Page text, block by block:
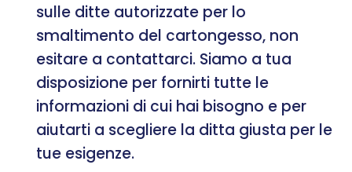
sulle ditte autorizzate per lo
smaltimento del cartongesso, non
esitare a contattarci. Siamo a tua
disposizione per fornirti tutte le
informazioni di cui hai bisogno e per
aiutarti a scegliere la ditta giusta per le
tue esigenze.